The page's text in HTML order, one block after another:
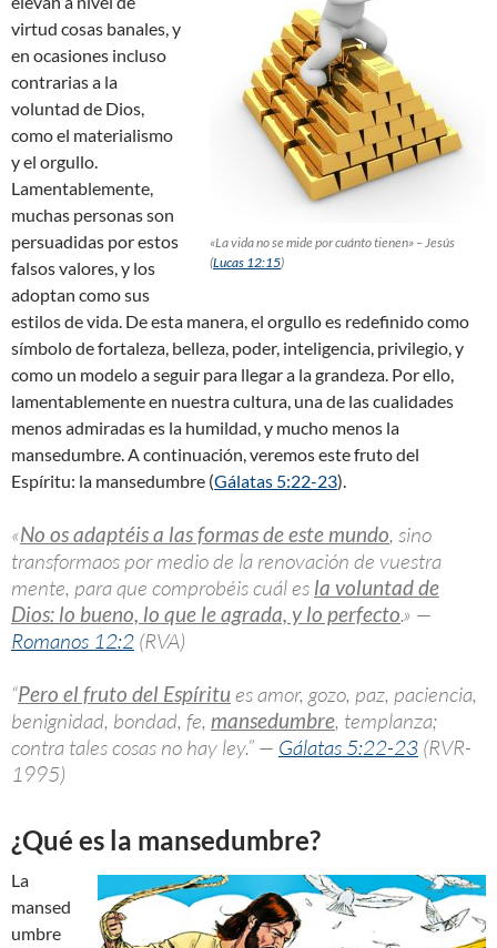
«La vida no se mide por cuánto tienen» – Jesús
(Lucas 12:15)
virtud cosas banales, y
en ocasiones incluso
contrarias a la
voluntad de Dios,
como el materialismo
y el orgullo.
Lamentablemente,
muchas personas son
persuadidas por estos
falsos valores, y los
adoptan como sus
estilos de vida. De esta manera, el orgullo es redefinido como
símbolo de fortaleza, belleza, poder, inteligencia, privilegio, y
como un modelo a seguir para llegar a la grandeza. Por ello,
lamentablemente en nuestra cultura, una de las cualidades
menos admiradas es la humildad, y mucho menos la
mansedumbre. A continuación, veremos este fruto del
Espíritu: la mansedumbre (Gálatas 5:22-23).
«No os adaptéis a las formas de este mundo, sino
transformaos por medio de la renovación de vuestra
mente, para que comprobéis cuál es la voluntad de
Dios: lo bueno, lo que le agrada, y lo perfecto.» —
Romanos 12:2 (RVA)
“Pero el fruto del Espíritues amor, gozo, paz, paciencia,
benignidad, bondad, fe, mansedumbre, templanza;
contra tales cosas no hay ley.” — Gálatas 5:22-23 (RVR-
1995)
¿Qué es la mansedumbre?
La
mansed
umbre